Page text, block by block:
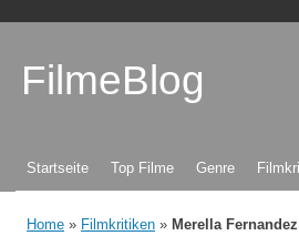
FilmeBlog
Zum Inhalt springen
Startseite Top Filme Genre
Home » Filmkritiken » Merella Fernandez